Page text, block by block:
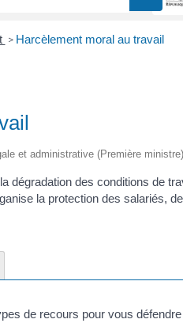
> Harcèlement moral au travail
et administrative (Première
dégradation des conditions de
la protection des salariés,
de recours pour vous